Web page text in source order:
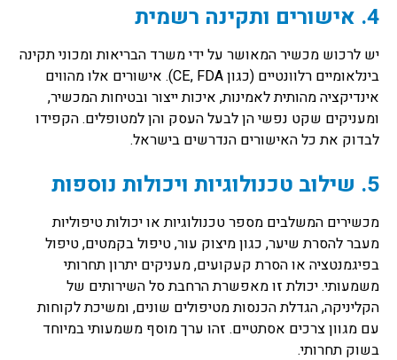
4. אישורים ותקינה רשמית
יש לרכוש מכשיר המאושר על ידי משרד הבריאות ומכוני תקינה
בינלאומיים רלוונטיים (כגון CE, FDA). אישורים אלו מהווים
אינדיקציה מהותית לאמינות, איכות ייצור ובטיחות המכשיר,
ומעניקים שקט נפשי הן לבעל העסק והן למטופלים. הקפידו
לבדוק את כל האישורים הנדרשים בישראל.
5. שילוב טכנולוגיות ויכולות נוספות
מכשירים המשלבים מספר טכנולוגיות או יכולות טיפוליות
מעבר להסרת שיער, כגון מיצוק עור, טיפול בקמטים, טיפול
בפיגמנטציה או הסרת קעקועים, מעניקים יתרון תחרותי
משמעותי. יכולת זו מאפשרת הרחבת סל השירותים של
הקליניקה, הגדלת הכנסות מטיפולים שונים, ומשיכת לקוחות
עם מגוון צרכים אסתטיים. זהו ערך מוסף משמעותי במיוחד
בשוק תחרותי.